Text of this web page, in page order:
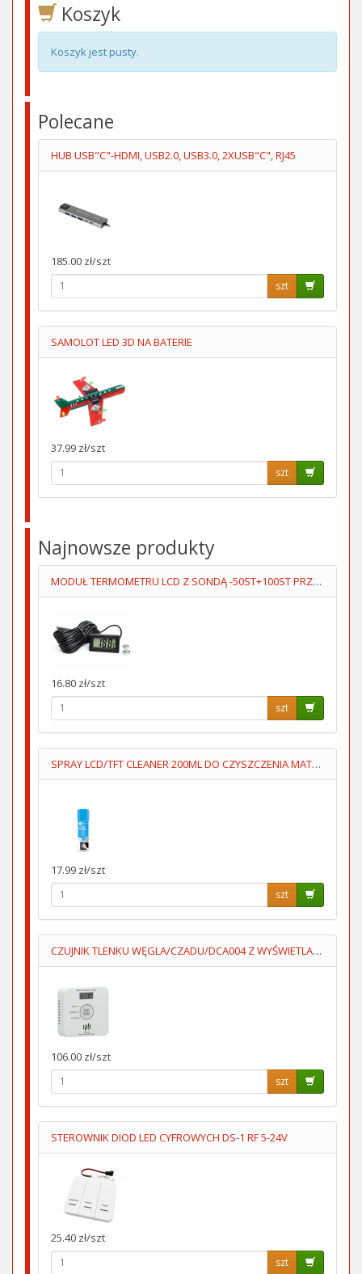
Koszyk
Koszyk jest pusty.
Polecane
HUB USB"C"-HDMI, USB2.0, USB3.0, 2XUSB"C", RJ45
185.00 zł/szt
szt
SAMOLOT LED 3D NA BATERIE
37.99 zł/szt
szt
Najnowsze produkty
MODUŁ TERMOMETRU LCD Z SONDĄ -50ST+100ST PRZEWÓD 5M
16.80 zł/szt
szt
SPRAY LCD/TFT CLEANER 200ML DO CZYSZCZENIA MATRYC LCD/TFT
17.99 zł/szt
szt
CZUJNIK TLENKU WĘGLA/CZADU/DCA004 Z WYŚWIETLACZEM 2XAA LUMIO
106.00 zł/szt
szt
STEROWNIK DIOD LED CYFROWYCH DS-1 RF 5-24V
25.40 zł/szt
szt